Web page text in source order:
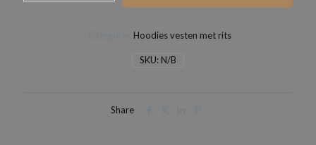
SKU:N/B
Hoodies vesten met rits
Share